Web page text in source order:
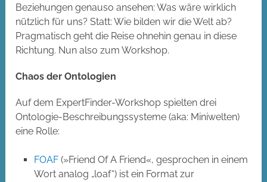
Beziehungen genauso ansehen: Was wäre wirklich
nützlich für uns? Statt: Wie bilden wir die Welt ab?
Pragmatisch geht die Reise ohnehin genau in diese
Richtung. Nun also zum Workshop.
Chaos der Ontologien
Auf dem ExpertFinder-Workshop spielten drei
Ontologie-Beschreibungssysteme (aka: Miniwelten)
eine Rolle:
FOAF(»Friend Of A Friend«, gesprochen in einem
Wort analog „loaf“) ist ein Format zur